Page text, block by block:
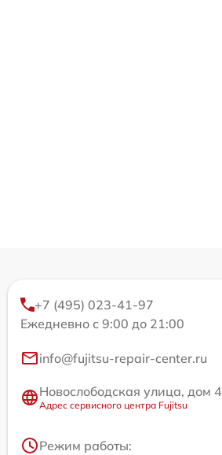
+7 (495) 023-41-97
Ежедневно с 9:00 до 21:00
info@fujitsu-repair-center.ru
Новослободская улица, дом 4
Адрес сервисного центра Fujitsu
Режим работы: